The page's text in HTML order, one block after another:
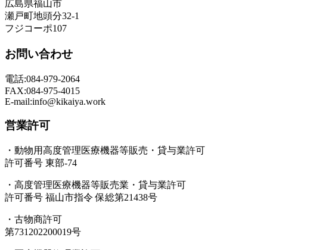
広島県福山市
瀬戸町地頭分32-1
フジコーポ107
お問い合わせ
電話:084-979-2064
FAX:084-975-4015
E-mail:info@kikaiya.work
営業許可
・動物用高度管理医療機器等販売・貸与業許可
許可番号 東部-74
・高度管理医療機器等販売業・貸与業許可
許可番号 福山市指令 保総第21438号
・古物商許可
第731202200019号